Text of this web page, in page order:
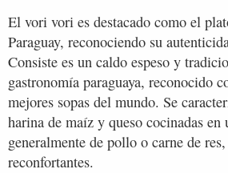
El vori vori es destacado como el
Paraguay, reconociendo su
Consiste es un caldo espeso y
gastronomía paraguaya, reconocido
mejores sopas del mundo. Se
harina de maíz y queso cocinadas
generalmente de pollo o carne de
reconfortantes.